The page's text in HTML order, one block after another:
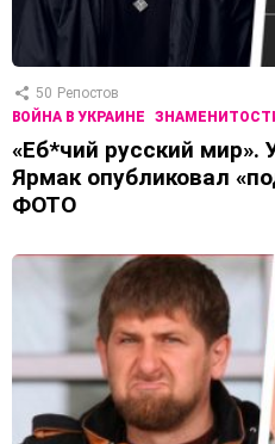
50 Репостов
ВОЙНА В УКРАИНЕ
«Еб*чий русский мир».
Ярмак опубликовал
ФОТО